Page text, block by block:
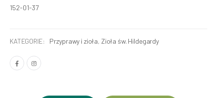
152-01-37
KATEGORIE: Przyprawy i zioła, Zioła św. Hildegardy